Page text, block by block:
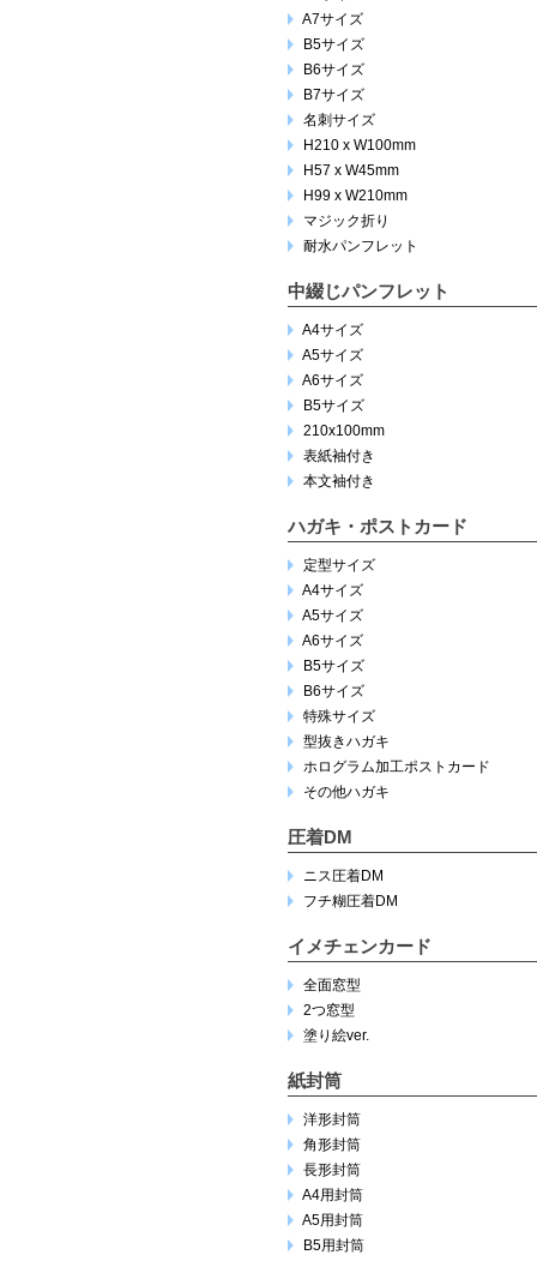
A7サイズ
B5サイズ
B6サイズ
B7サイズ
名刺サイズ
H210 x W100mm
H57 x W45mm
H99 x W210mm
マジック折り
耐水パンフレット
中綴じパンフレット
A4サイズ
A5サイズ
A6サイズ
B5サイズ
210x100mm
表紙袖付き
本文袖付き
ハガキ・ポストカード
定型サイズ
A4サイズ
A5サイズ
A6サイズ
B5サイズ
B6サイズ
特殊サイズ
型抜きハガキ
ホログラム加工ポストカード
その他ハガキ
圧着DM
ニス圧着DM
フチ糊圧着DM
イメチェンカード
全面窓型
2つ窓型
塗り絵ver.
紙封筒
洋形封筒
角形封筒
長形封筒
A4用封筒
A5用封筒
B5用封筒